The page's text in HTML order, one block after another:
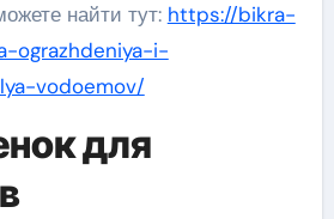
найти тут: https://bikra-
ograzhdeniya-i-
vodoemov/
для